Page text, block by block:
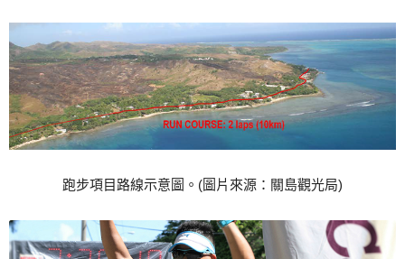
跑步項目路線示意圖。(圖片來源：關島觀光局)